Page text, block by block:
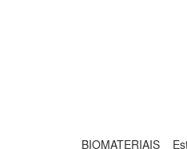
BIOMATERIAIS